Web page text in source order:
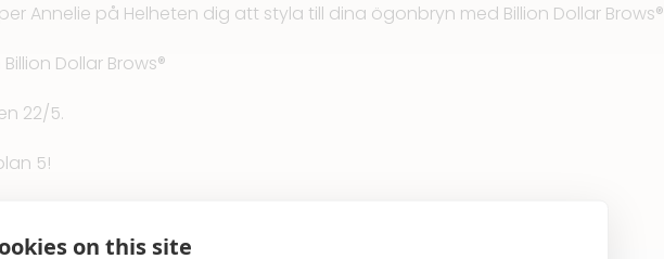
on this site
Annelie på Helheten dig att styla till dina ögonbryn med Billion Dollar Brows®
Dollar Brows®
22/5.
5!